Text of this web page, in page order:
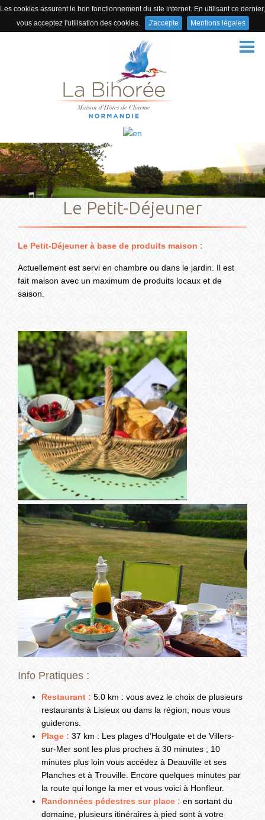
Les cookies assurent le bon fonctionnement du site internet. En utilisant ce dernier,
vous acceptez l'utilisation des cookies.
J'accepte Mentions légales
ACCUEIL
DOMAINE
CHAMBRES
ACTIVITÉS / TABLE D’HÔTES
BONS CADEAUX
PHOTOS
LES AVIS
RÉSERVATION
Le Petit-Déjeuner
Le Petit-Déjeuner à base de produits maison :
Actuellement est servi en chambre ou dans le jardin. Il est
fait maison avec un maximum de produits locaux et de
saison.
Info Pratiques :
Restaurant : 5.0 km : vous avez le choix de plusieurs
restaurants à Lisieux ou dans la région; nous vous
guiderons.
Plage : 37 km : Les plages d’Houlgate et de Villers-
sur-Mer sont les plus proches à 30 minutes ; 10
minutes plus loin vous accédez à Deauville et ses
Planches et à Trouville. Encore quelques minutes par
la route qui longe la mer et vous voici à Honfleur.
Randonnées pédestres sur place : en sortant du
domaine, plusieurs itinéraires à pied sont à votre